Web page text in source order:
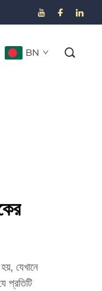
BN
যেখানে
প্রতিটি